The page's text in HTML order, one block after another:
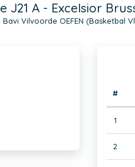
J21 A - Excelsior
Bavi Vilvoorde OEFEN (Basketbal
#
1
2